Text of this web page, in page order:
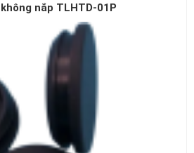
nắp TLHTD-01P